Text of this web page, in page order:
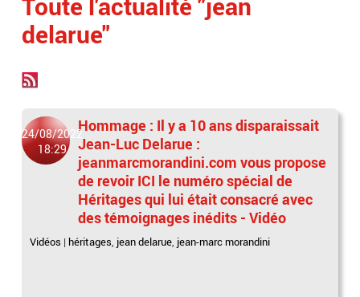
delarue"
24/08/2022
18:29
Hommage : Il y a 10 ans disparaissait
Jean-Luc Delarue :
jeanmarcmorandini.com vous propose
de revoir ICI le numéro spécial de
Héritages qui lui était consacré avec
des témoignages inédits - Vidéo
Vidéos | héritages, jean delarue, jean-marc morandini